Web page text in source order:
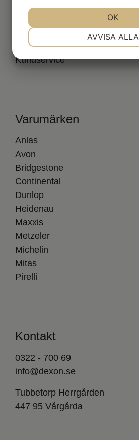
Däckguide
Leverans
Köpvillkor
Kundservice
Varumärken
Anlas
Avon
Bridgestone
Continental
Dunlop
Heidenau
Maxxis
Metzeler
Michelin
Mitas
Pirelli
Kontakt
0322 - 700 69
info@dexon.se
Tubbetorp Herrgården
447 95 Vårgårda
AVVISA ALLA
OK